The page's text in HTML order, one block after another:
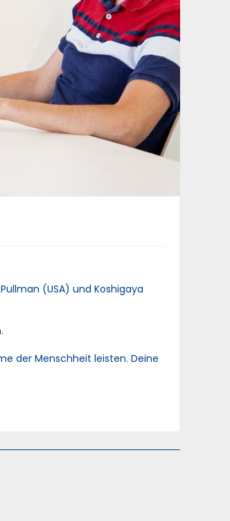
(USA) und Koshigaya
der Menschheit leisten. Deine